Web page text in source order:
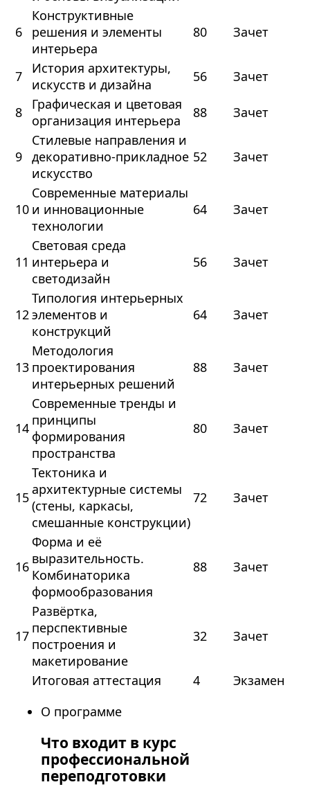
6
Конструктивные
решения и элементы
интерьера
80 Зачет
7
История архитектуры,
искусств и дизайна
56 Зачет
8
Графическая и цветовая
организация интерьера
88 Зачет
9
Стилевые направления и
декоративно-прикладное
искусство
52 Зачет
10
Современные материалы
и инновационные
технологии
64 Зачет
11
Световая среда
интерьера и
светодизайн
56 Зачет
12
Типология интерьерных
элементов и
конструкций
64 Зачет
13
Методология
проектирования
интерьерных решений
88 Зачет
14
Современные тренды и
принципы
формирования
пространства
80 Зачет
15
Тектоника и
архитектурные системы
(стены, каркасы,
смешанные конструкции)
72 Зачет
16
Форма и её
выразительность.
Комбинаторика
формообразования
88 Зачет
17
Развёртка,
перспективные
построения и
макетирование
32 Зачет
Итоговая аттестация 4
Экзамен
О программе
Что входит в курс
профессиональной
переподготовки